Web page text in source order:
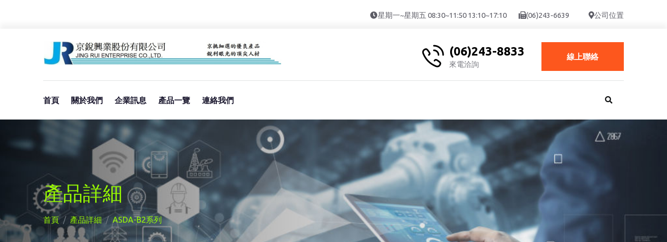
星期一~星期五 08:30~11:50 13:10~17:10 (06)243-6639 公司位置
(06)243-8833
來電洽詢
線上聯絡
首頁 關於我們 企業訊息 產品一覽 連絡我們
產品詳細
首頁 產品詳細 ASDA-B2系列